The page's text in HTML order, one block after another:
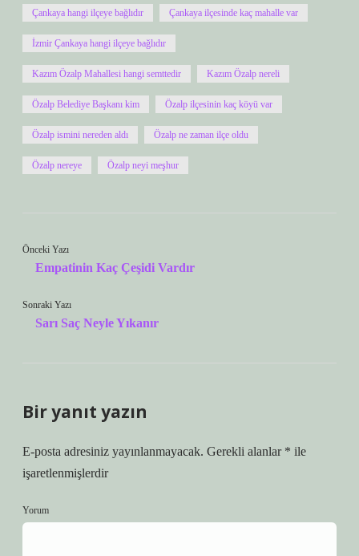
Çankaya hangi ilçeye bağlıdır Çankaya ilçesinde kaç mahalle var
İzmir Çankaya hangi ilçeye bağlıdır
Kazım Özalp Mahallesi hangi semttedir Kazım Özalp nereli
Özalp Belediye Başkanı kim Özalp ilçesinin kaç köyü var
Özalp ismini nereden aldı Özalp ne zaman ilçe oldu
Özalp nereye Özalp neyi meşhur
Önceki Yazı
Empatinin Kaç Çeşidi Vardır
Sonraki Yazı
Sarı Saç Neyle Yıkanır
Bir yanıt yazın
E-posta adresiniz yayınlanmayacak. Gerekli alanlar * ile
işaretlenmişlerdir
Yorum